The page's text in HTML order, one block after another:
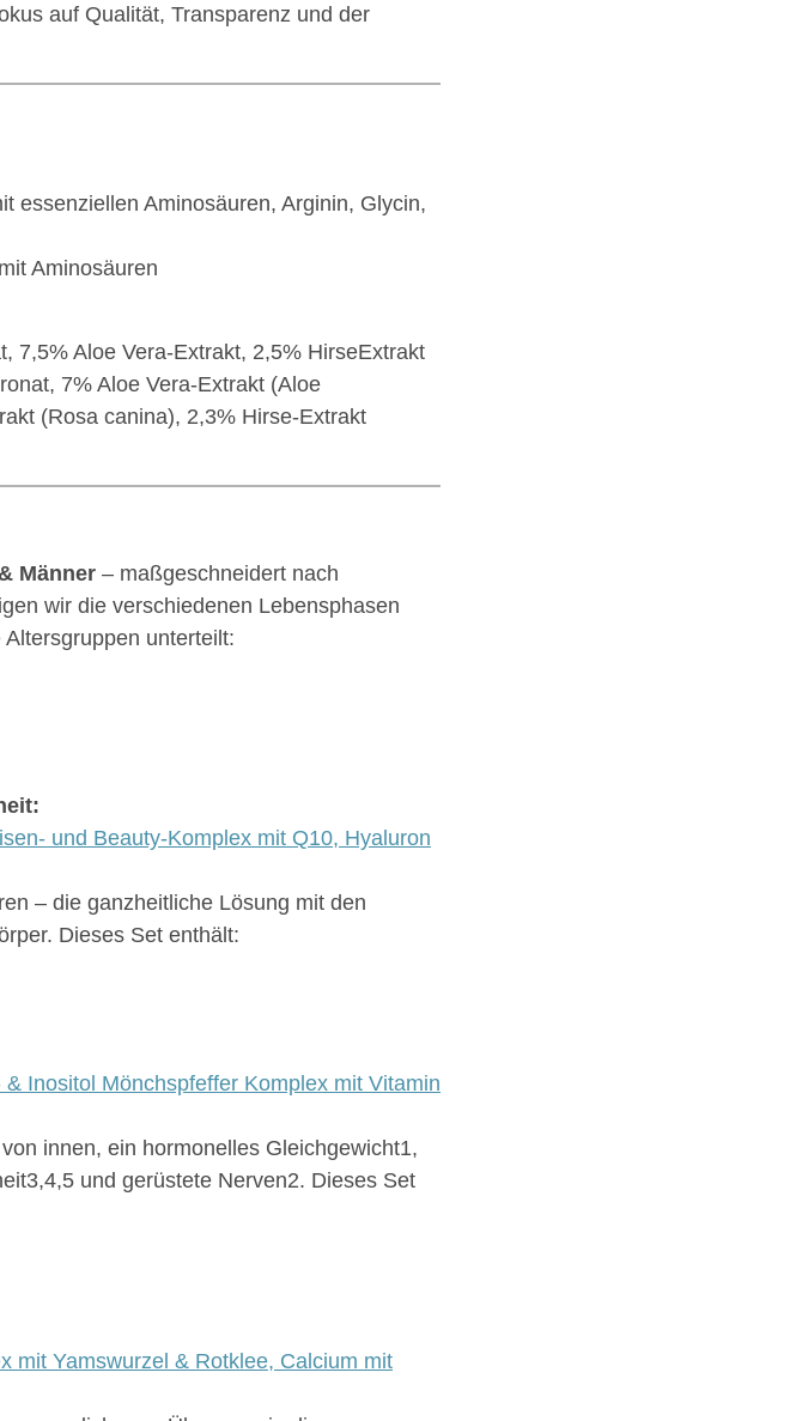
auf Qualität, Transparenz und der
essenziellen Aminosäuren, Arginin, Glycin,
Aminosäuren
7,5% Aloe Vera-Extrakt, 2,5% HirseExtrakt
7% Aloe Vera-Extrakt (Aloe
(Rosa canina), 2,3% Hirse-Extrakt
Männer – maßgeschneidert nach
wir die verschiedenen Lebensphasen
unterteilt:
und Beauty-Komplex mit Q10, Hyaluron
– die ganzheitliche Lösung mit den
Dieses Set enthält:
& Inositol Mönchspfeffer Komplex mit Vitamin
innen, ein hormonelles Gleichgewicht1,
und gerüstete Nerven2. Dieses Set
mit Yamswurzel & Rotklee, Calcium mit